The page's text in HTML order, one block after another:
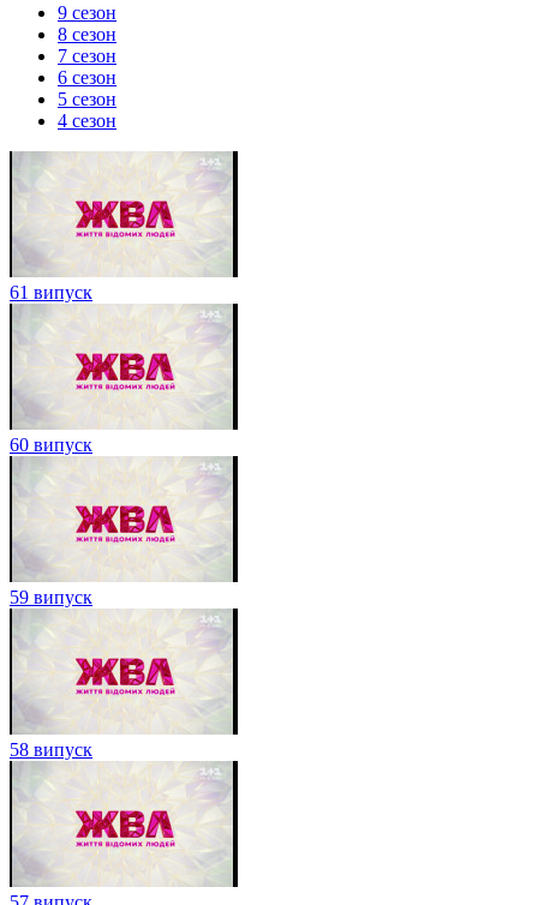
9 сезон
8 сезон
7 сезон
6 сезон
5 сезон
4 сезон
61 випуск
60 випуск
59 випуск
58 випуск